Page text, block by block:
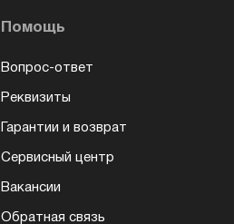
Помощь
Вопрос-ответ
Реквизиты
Гарантии и возврат
Сервисный центр
Вакансии
Обратная связь